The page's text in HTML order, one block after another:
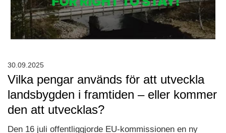
Vilka pengar används för att utveckla
landsbygden i framtiden – eller kommer
den att utvecklas?
Den 16 juli offentliggjorde EU-kommissionen en ny
30.09.2025